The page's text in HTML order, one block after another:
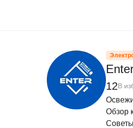
12В
Обзор